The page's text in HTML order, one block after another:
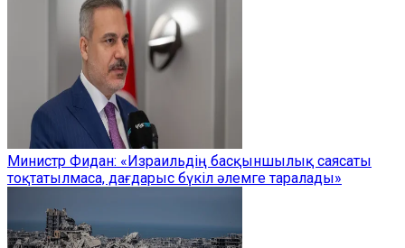
Министр Фидан: «Израильдің басқыншылық саясаты
тоқтатылмаса, дағдарыс бүкіл әлемге таралады»